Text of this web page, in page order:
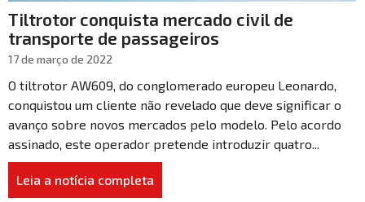
Tiltrotor conquista mercado civil de
transporte de passageiros
17 de março de 2022
O tiltrotor AW609, do conglomerado europeu Leonardo,
conquistou um cliente não revelado que deve significar o
avanço sobre novos mercados pelo modelo. Pelo acordo
assinado, este operador pretende introduzir quatro...
Leia a notícia completa